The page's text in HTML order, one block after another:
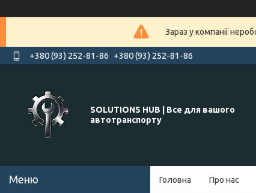
Зараз у компанії
+380 (93) 252-81-86 +380 (93) 252-81-86
SOLUTIONS HUB | Все для вашого
автотранспорту
Головна Про нас